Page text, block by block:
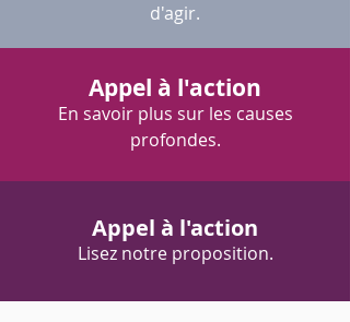
d'agir.
Appel à l'action
En savoir plus sur les causes
profondes.
Appel à l'action
Lisez notre proposition.